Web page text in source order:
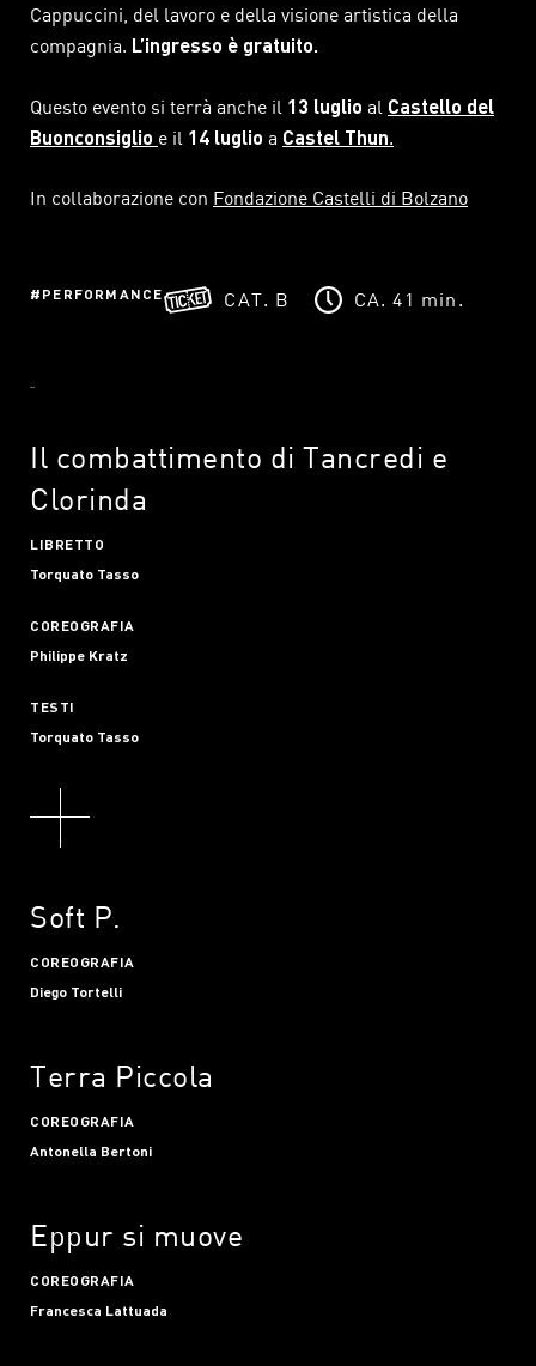
Cappuccini, del lavoro e della visione artistica della
compagnia. L’ingresso è gratuito.
Questo evento si terrà anche il 13 luglio al Castello del
Buonconsiglio e il 14 luglio a Castel Thun.
In collaborazione con Fondazione Castelli di Bolzano
PERFORMANCE CAT. B CA. 41 min.
Il combattimento di Tancredi e
Clorinda
LIBRETTO
Torquato Tasso
COREOGRAFIA
Philippe Kratz
TESTI
Torquato Tasso
Soft P.
COREOGRAFIA
Diego Tortelli
Terra Piccola
COREOGRAFIA
Antonella Bertoni
Eppur si muove
COREOGRAFIA
Francesca Lattuada